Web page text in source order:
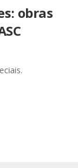
obras